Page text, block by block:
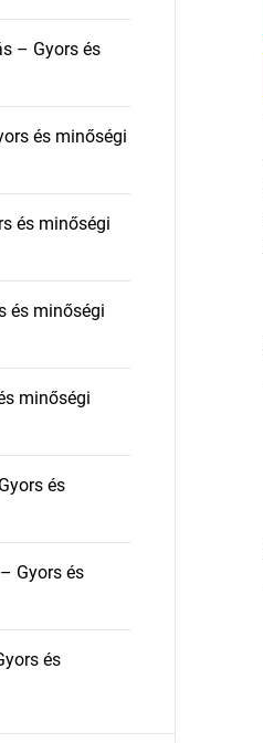
– Gyors és
és minőségi
és minőségi
és minőségi
minőségi
és
Gyors és
és